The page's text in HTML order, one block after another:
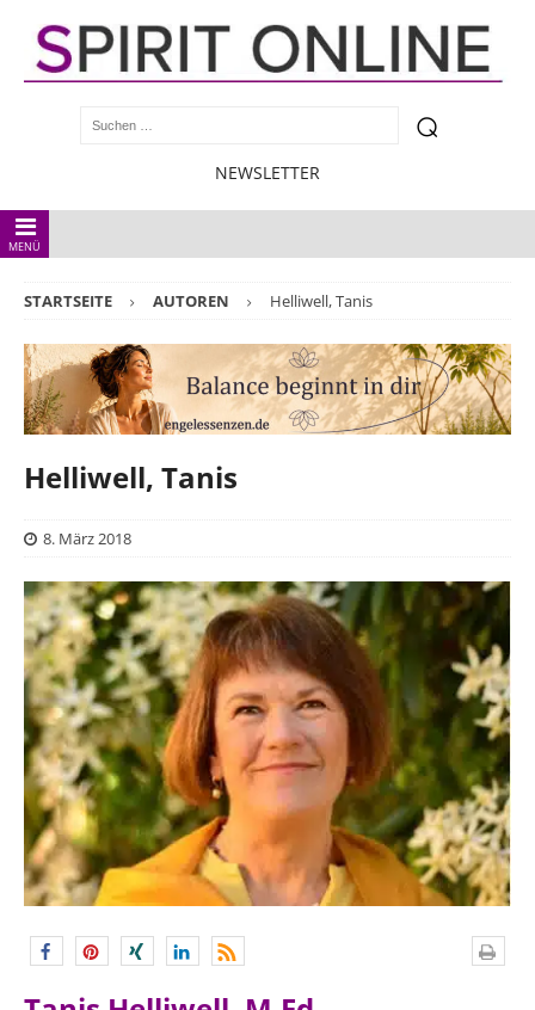
NEWSLETTER
MENÜ
STARTSEITE AUTOREN Helliwell, Tanis
Helliwell, Tanis
8. März 2018